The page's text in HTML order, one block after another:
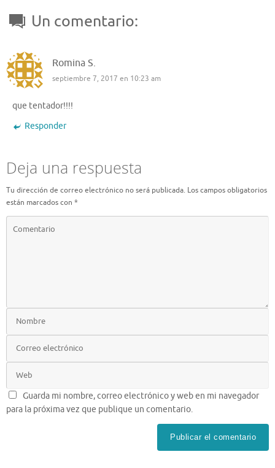
Un comentario:
Romina S.
septiembre 7, 2017 en 10:23 am
que tentador!!!!
Responder
Deja una respuesta
Tu dirección de correo electrónico no será publicada. Los campos obligatorios
están marcados con *
Guarda mi nombre, correo electrónico y web en mi navegador
para la próxima vez que publique un comentario.